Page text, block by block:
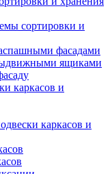
сортировки и
фасадами
ящиками
каркасов и
каркасов и